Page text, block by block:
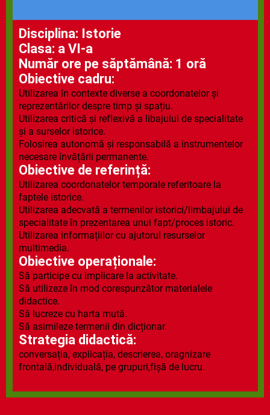
Disciplina: Istorie
Clasa: a VI-a
Număr ore pe săptămână: 1 oră
Obiective cadru:
Utilizarea în contexte diverse a coordonatelor și
reprezentărilor despre timp și spațiu.
Utilizarea critică și reflexivă a libajului de specialitate
și a surselor istorice.
Folosirea autonomă și responsabilă a instrumentelor
necesare învățării permanente.
Obiective de referință:
Utilizarea coordonatelor temporale referitoare la
faptele istorice.
Utilizarea adecvată a termenilor istorici/limbajului de
specialitate în prezentarea unui fapt/proces istoric.
Utilizarea informațiilor cu ajutorul resurselor
multimedia.
Obiective operaționale:
Să participe cu implicare la activitate.
Să utilizeze în mod corespunzător materialele
didactice.
Să lucreze cu harta mută.
Să asimileze termenii din dicționar.
Strategia didactică:
conversația, explicația, descrierea, oragnizare
frontală,individuală, pe grupuri,fișă de lucru.